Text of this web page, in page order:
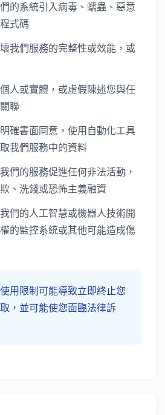
的系統引入病毒、蠕蟲、惡意
式碼
我們服務的完整性或效能，或
人或實體，或虛假陳述您與任
聯
確書面同意，使用自動化工具
我們服務中的資料
們的服務促進任何非法活動，
、洗錢或恐怖主義融資
們的人工智慧或機器人技術開
的監控系統或其他可能造成傷
用限制可能導致立即終止您
，並可能使您面臨法律訴